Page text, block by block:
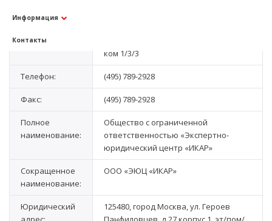
Информация
Контакты
ком 1/3/3
Телефон: (495) 789-2928
Факс: (495) 789-2928
Полное
наименование:
Общество с ограниченной
ответственностью «Экспертно-
юридический центр «ИКАР»
Сокращенное
наименование:
ООО «ЭЮЦ «ИКАР»
Юридический
125480, город Москва, ул. Героев